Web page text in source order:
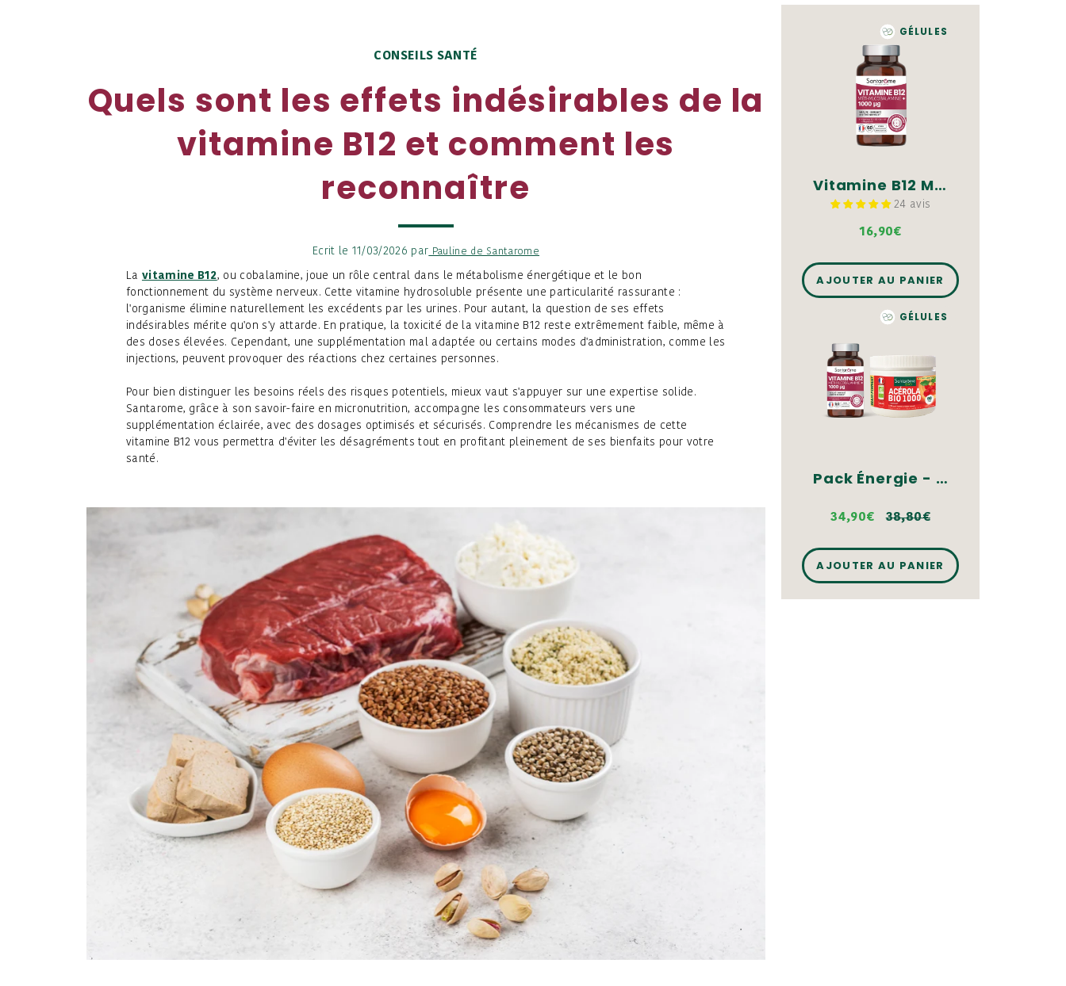
CONSEILS SANTÉ
Quels sont les effets indésirables de la
vitamine B12 et comment les
reconnaître
Ecrit le 11/03/2026 par Pauline de Santarome
La vitamine B12, ou cobalamine, joue un rôle central dans le métabolisme énergétique et le bon
fonctionnement du système nerveux. Cette vitamine hydrosoluble présente une particularité rassurante :
l'organisme élimine naturellement les excédents par les urines. Pour autant, la question de ses effets
indésirables mérite qu'on s'y attarde. En pratique, la toxicité de la vitamine B12 reste extrêmement faible, même à
des doses élevées. Cependant, une supplémentation mal adaptée ou certains modes d'administration, comme les
injections, peuvent provoquer des réactions chez certaines personnes.
Pour bien distinguer les besoins réels des risques potentiels, mieux vaut s'appuyer sur une expertise solide.
Santarome, grâce à son savoir-faire en micronutrition, accompagne les consommateurs vers une
supplémentation éclairée, avec des dosages optimisés et sécurisés. Comprendre les mécanismes de cette
vitamine B12 vous permettra d'éviter les désagréments tout en profitant pleinement de ses bienfaits pour votre
santé.
GÉLULES
Vitamine B12 Méthylcobalamine + 1000 µg - 60 gélules
24 avis
16,90€
AJOUTER AU PANIER
GÉLULES
Pack Énergie - Vitamine B12 & Acérola
34,90€ 38,80€
AJOUTER AU PANIER